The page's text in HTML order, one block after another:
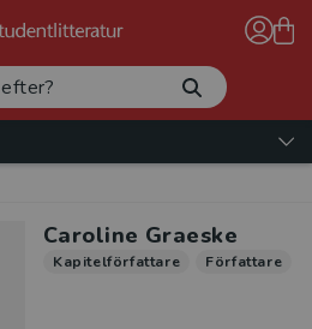
Caroline Graeske
Kapitelförfattare Författare